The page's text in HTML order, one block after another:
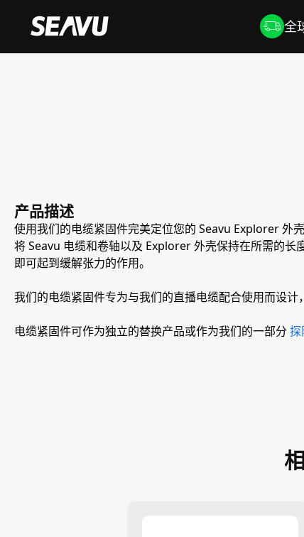
全
产品描述
使用我们的电缆紧固件完美定位您的 Seavu Explorer 外
将 Seavu 电缆和卷轴以及 Explorer 外壳保持在所需的长
即可起到缓解张力的作用。
我们的电缆紧固件专为与我们的直播电缆配合使用而设计
电缆紧固件可作为独立的替换产品或作为我们的一部分 探